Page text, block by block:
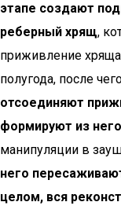
этапе создают
реберный хрящ,
приживление
полугода, после
отсоединяют
формируют из
манипуляции в
него
целом, вся